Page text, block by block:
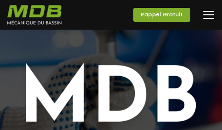
Aller
au
contenu
principal
Rappel Gratuit